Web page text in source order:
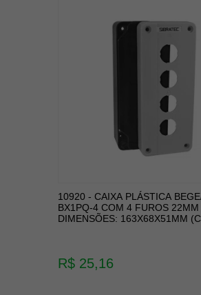
10920 - CAIXA PLÁSTICA
BX1PQ-4 COM 4 FUROS 22MM
DIMENSÕES: 163X68X51MM
R$ 25,16